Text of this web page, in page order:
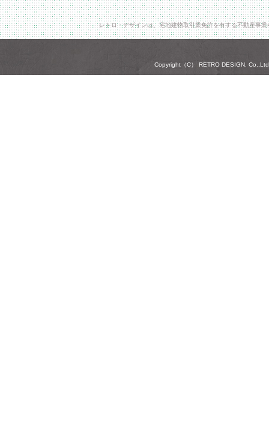
レトロ・デザインは、宅地建物取引業免許を有する不動産事
Copyright（C） RETRO DESIGN.